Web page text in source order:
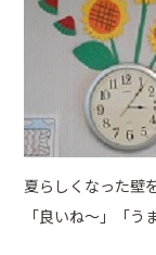
夏らしくなった壁
「良いね～」「う